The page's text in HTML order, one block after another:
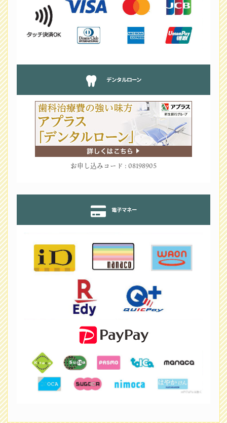
デンタルローン
お申し込みコード : 08198905
電子マネー